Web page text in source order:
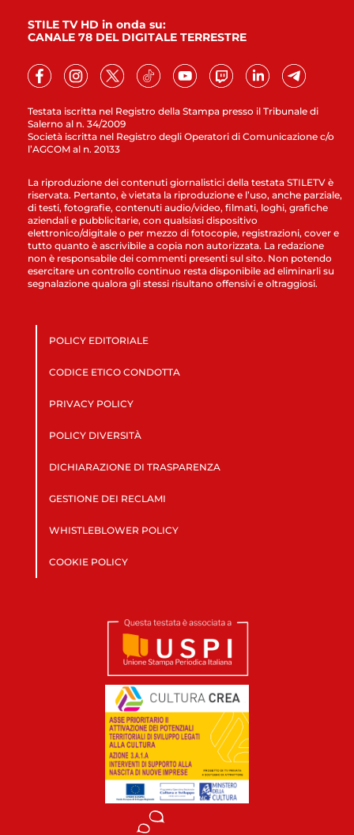
Testata iscritta nel Registro della Stampa presso il Tribunale di
Salerno al n. 34/2009
Società iscritta nel Registro degli Operatori di Comunicazione c/o
l’AGCOM al n. 20133
STILE TV HD in onda su:
CANALE 78 DEL DIGITALE TERRESTRE
La riproduzione dei contenuti giornalistici della testata STILETV è
riservata. Pertanto, è vietata la riproduzione e l’uso, anche parziale,
di testi, fotografie, contenuti audio/video, filmati, loghi, grafiche
aziendali e pubblicitarie, con qualsiasi dispositivo
elettronico/digitale o per mezzo di fotocopie, registrazioni, cover e
tutto quanto è ascrivibile a copia non autorizzata. La redazione
non è responsabile dei commenti presenti sul sito. Non potendo
esercitare un controllo continuo resta disponibile ad eliminarli su
segnalazione qualora gli stessi risultano offensivi e oltraggiosi.
POLICY EDITORIALE
CODICE ETICO CONDOTTA
PRIVACY POLICY
POLICY DIVERSITÀ
DICHIARAZIONE DI TRASPARENZA
GESTIONE DEI RECLAMI
WHISTLEBLOWER POLICY
COOKIE POLICY